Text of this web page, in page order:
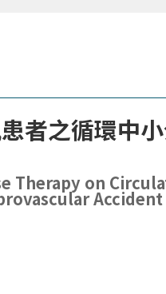
者之循環中
Therapy on
Accident